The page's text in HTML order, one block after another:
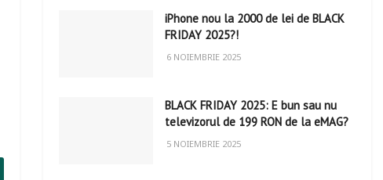
iPhone nou la 2000 de lei de BLACK
FRIDAY 2025?!
6 NOIEMBRIE 2025
BLACK FRIDAY 2025: E bun sau nu
televizorul de 199 RON de la eMAG?
5 NOIEMBRIE 2025